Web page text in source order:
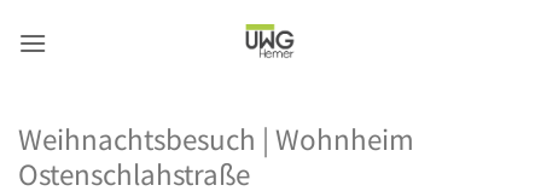
Inhalt
Weihnachtsbesuch | Wohnheim
Ostenschlahstraße